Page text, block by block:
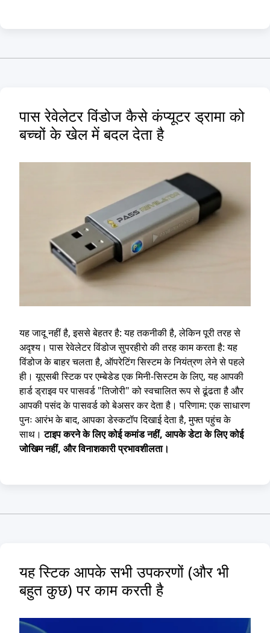
पास रेवेलेटर विंडोज कैसे कंप्यूटर ड्रामा को
बच्चों के खेल में बदल देता है
यह जादू नहीं है, इससे बेहतर है: यह तकनीकी है, लेकिन पूरी तरह से
अदृश्य। पास रेवेलेटर विंडोज सुपरहीरो की तरह काम करता है: यह
विंडोज के बाहर चलता है, ऑपरेटिंग सिस्टम के नियंत्रण लेने से पहले
ही। यूएसबी स्टिक पर एम्बेडेड एक मिनी-सिस्टम के लिए, यह आपकी
हार्ड ड्राइव पर पासवर्ड "तिजोरी" को स्वचालित रूप से ढूंढता है और
आपकी पसंद के पासवर्ड को बेअसर कर देता है। परिणाम: एक साधारण
पुनः आरंभ के बाद, आपका डेस्कटॉप दिखाई देता है, मुफ्त पहुंच के
साथ।टाइप करने के लिए कोई कमांड नहीं, आपके डेटा के लिए कोई
जोखिम नहीं, और विनाशकारी प्रभावशीलता।
यह स्टिक आपके सभी उपकरणों (और भी
बहुत कुछ) पर काम करती है